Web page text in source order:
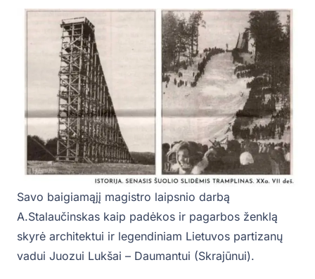
Savo baigiamąjį magistro laipsnio darbą
A.Stalaučinskas kaip padėkos ir pagarbos ženklą
skyrė architektui ir legendiniam Lietuvos partizanų
vadui Juozui Lukšai – Daumantui (Skrajūnui).